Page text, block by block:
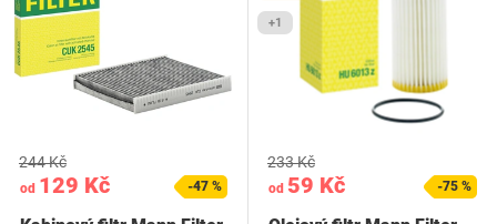
od 129 Kč
244 Kč
-47 %
+1
od 59 Kč
233 Kč
-75 %